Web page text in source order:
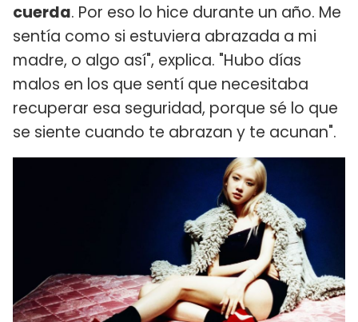
cuerda. Por eso lo hice durante un año. Me
sentía como si estuviera abrazada a mi
madre, o algo así", explica. "Hubo días
malos en los que sentí que necesitaba
recuperar esa seguridad, porque sé lo que
se siente cuando te abrazan y te acunan".